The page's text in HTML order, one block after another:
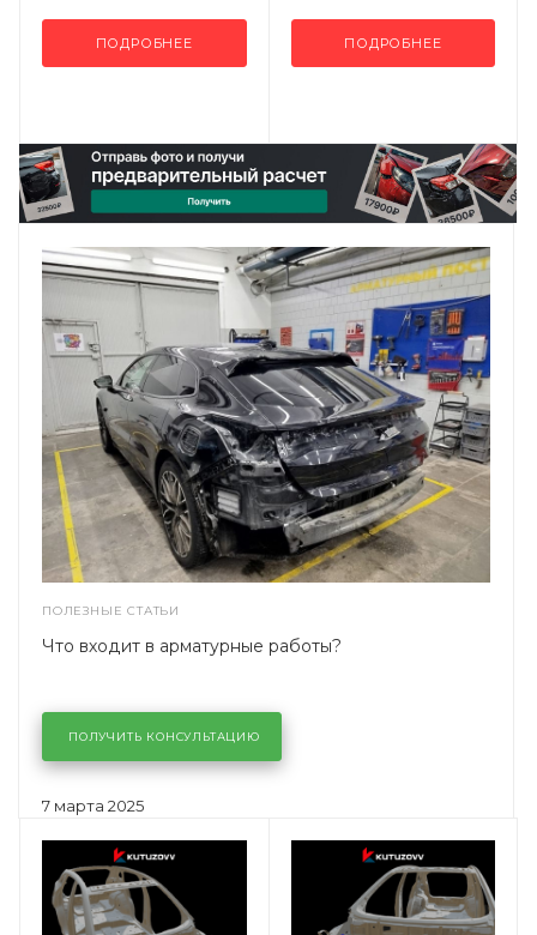
ПОДРОБНЕЕ ПОДРОБНЕЕ
ПОЛЕЗНЫЕ СТАТЬИ
7 марта 2025
Что входит в арматурные работы?
ПОЛУЧИТЬ КОНСУЛЬТАЦИЮ